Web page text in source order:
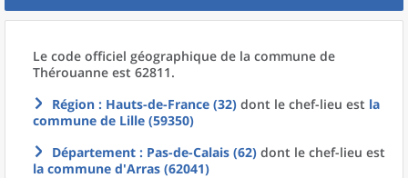
Le code officiel géographique de la commune de
Thérouanne est 62811.
Région : Hauts-de-France (32) dont le chef-lieu est la
commune de Lille (59350)
Département : Pas-de-Calais (62) dont le chef-lieu est
la commune d'Arras (62041)